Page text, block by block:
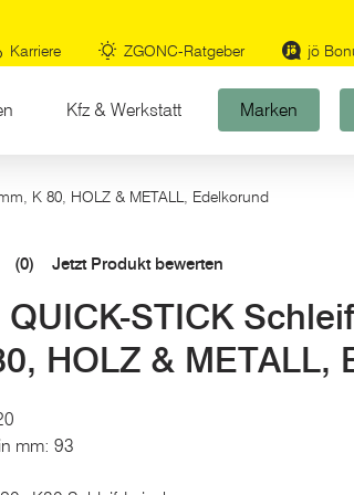
Karriere ZGONC-Ratgeber jö
Kfz & Werkstatt Marken
K 80, HOLZ & METALL, Edelkorund
(0) Jetzt Produkt bewerten
QUICK-STICK
HOLZ & METALL,
mm: 93